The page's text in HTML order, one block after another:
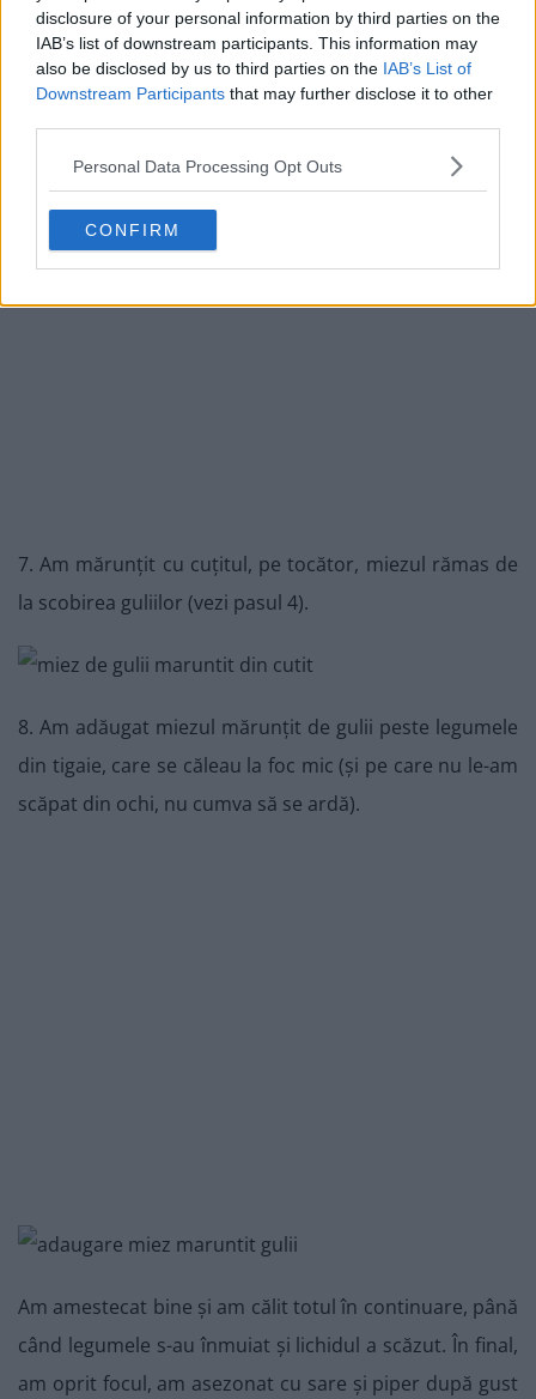
disclosure of your personal information by third parties on the
IAB’s list of downstream participants. This information may
also be disclosed by us to third parties on the IAB’s List of
Downstream Participants that may further disclose it to other
Personal Data Processing Opt Outs
CONFIRM
7. Am mărunțit cu cuțitul, pe tocător, miezul rămas de
la scobirea guliilor (vezi pasul 4).
8. Am adăugat miezul mărunțit de gulii peste legumele
din tigaie, care se căleau la foc mic (și pe care nu le-am
scăpat din ochi, nu cumva să se ardă).
Am amestecat bine și am călit totul în continuare, până
când legumele s-au înmuiat și lichidul a scăzut. În final,
am oprit focul, am asezonat cu sare și piper după gust